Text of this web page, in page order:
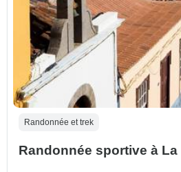
Randonnée et trek
Randonnée sportive à La